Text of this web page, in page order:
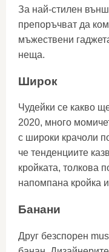
За най-стилен
препоръчват да
мъжествени
неща.
Широк
Чудейки се какво
2020, много
с широки крачоли
че тенденциите
кройката, толкова
напомпана кройка
Банани
Друг безспорен